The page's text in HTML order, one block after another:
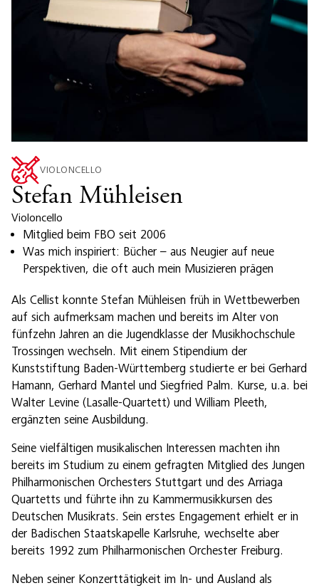
VIOLONCELLO
Stefan Mühleisen
Violoncello
Mitglied beim FBO seit 2006
Was mich inspiriert: Bücher – aus Neugier auf neue
Perspektiven, die oft auch mein Musizieren prägen
Als Cellist konnte Stefan Mühleisen früh in Wettbewerben
auf sich aufmerksam machen und bereits im Alter von
fünfzehn Jahren an die Jugendklasse der Musikhochschule
Trossingen wechseln. Mit einem Stipendium der
Kunststiftung Baden-Württemberg studierte er bei Gerhard
Hamann, Gerhard Mantel und Siegfried Palm. Kurse, u.a. bei
Walter Levine (Lasalle-Quartett) und William Pleeth,
ergänzten seine Ausbildung.
Seine vielfältigen musikalischen Interessen machten ihn
bereits im Studium zu einem gefragten Mitglied des Jungen
Philharmonischen Orchesters Stuttgart und des Arriaga
Quartetts und führte ihn zu Kammermusikkursen des
Deutschen Musikrats. Sein erstes Engagement erhielt er in
der Badischen Staatskapelle Karlsruhe, wechselte aber
bereits 1992 zum Philharmonischen Orchester Freiburg.
Neben seiner Konzerttätigkeit im In- und Ausland als